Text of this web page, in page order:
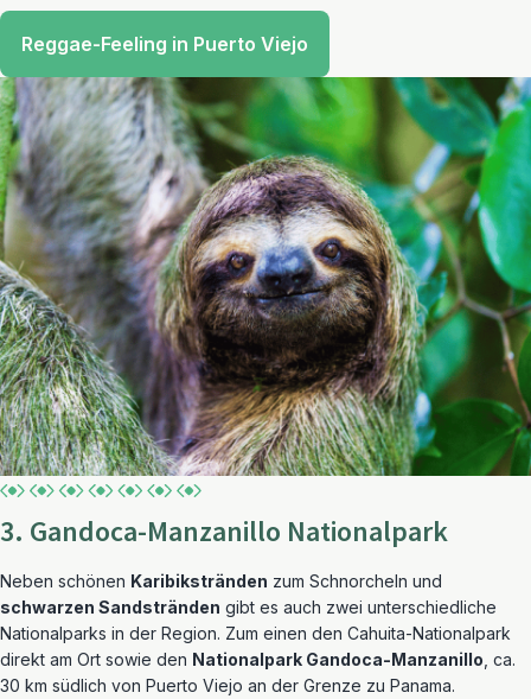
Reggae-Feeling in Puerto Viejo
3. Gandoca-Manzanillo Nationalpark
Neben schönen Karibikstränden zum Schnorcheln und
schwarzen Sandstränden gibt es auch zwei unterschiedliche
Nationalparks in der Region. Zum einen den Cahuita-Nationalpark
direkt am Ort sowie den Nationalpark Gandoca-Manzanillo , ca.
30 km südlich von Puerto Viejo an der Grenze zu Panama.